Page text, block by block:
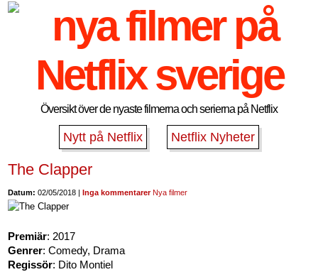
Översikt över de nyaste filmerna och serierna på Netflix
Nytt på Netflix Netflix Nyheter
The Clapper
Datum: 02/05/2018 |Inga kommentarer Nya filmer
Premiär: 2017
Genrer: Comedy, Drama
Regissör: Dito Montiel